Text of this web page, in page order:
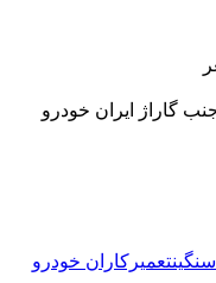
گاراژ ایران خودرو
تعمیرکاران خودرو